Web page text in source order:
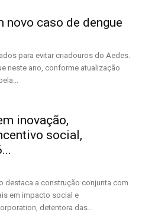
novo caso de dengue
para evitar criadouros do Aedes.
neste ano, conforme atualização
inovação,
social,
destaca a construção conjunta com
em impacto social e
detentora das...